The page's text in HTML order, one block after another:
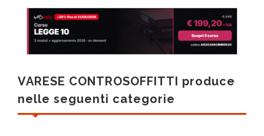
VARESE CONTROSOFFITTI produce
nelle seguenti categorie